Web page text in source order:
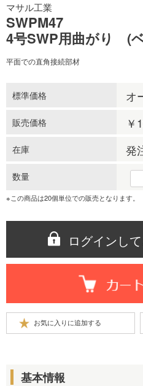
マサル工業
SWPM47
4号SWP用曲がり (
平面での直角接続部材
標準価格 オ
販売価格 ￥
在庫 発
数量
※この商品は20個単位での販売となります。
ログインし
基本情報